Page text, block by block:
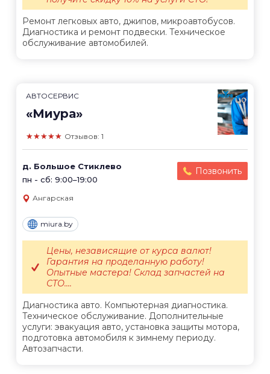
Ремонт легковых авто, джипов, микроавтобусов.
Диагностика и ремонт подвески. Техническое
обслуживание автомобилей.
АВТОСЕРВИС
«Миура»
★★★★★ Отзывов: 1
д. Большое Стиклево
пн - сб: 9:00–19:00
Позвонить
Ангарская
miura.by
Диагностика авто. Компьютерная диагностика.
Техническое обслуживание. Дополнительные
услуги: эвакуация авто, установка защиты мотора,
подготовка автомобиля к зимнему периоду.
Автозапчасти.
Цены, независящие от курса валют!
Гарантия на проделанную работу!
Опытные мастера! Склад запчастей на
СТО....